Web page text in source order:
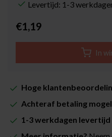
Levertijd: 1-3
€1,19
In
Hoge
Achteraf betaling
1-3 werkdagen levertijd